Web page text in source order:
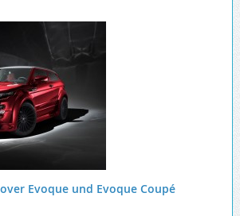
Evoque und Evoque Coupé